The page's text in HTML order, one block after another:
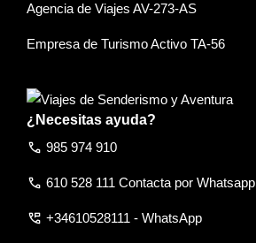
Agencia de Viajes AV-273-AS
Empresa de Turismo Activo TA-56
¿Necesitas ayuda?
call 985 974 910
call 610 528 111 Contacta por Whatsapp
perm_phone_msg +34610528111 - WhatsApp